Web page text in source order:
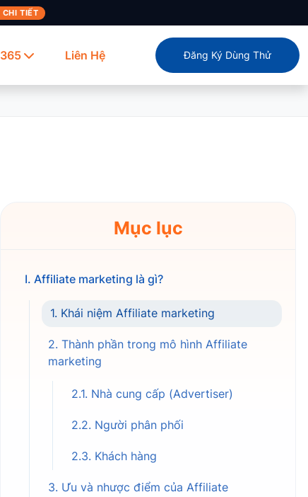
CHI TIẾT
Liên Hệ Đăng Ký Dùng Thử
Mục lục
I. Affiliate marketing là gì?
1. Khái niệm Affiliate marketing
2. Thành phần trong mô hình Affiliate
marketing
2.1. Nhà cung cấp (Advertiser)
2.2. Người phân phối
2.3. Khách hàng
3. Ưu và nhược điểm của Affiliate